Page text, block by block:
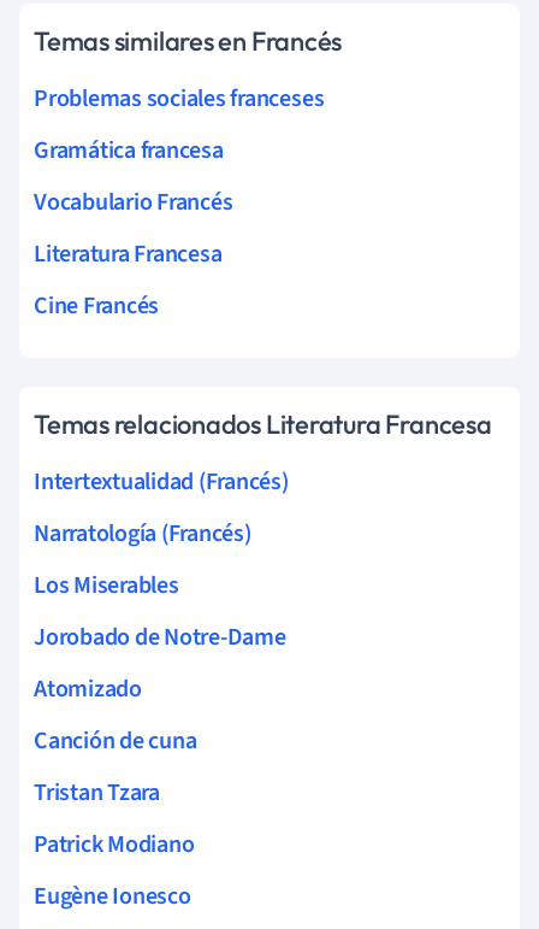
Temas similares en Francés
Problemas sociales franceses
Gramática francesa
Vocabulario Francés
Literatura Francesa
Cine Francés
Temas relacionados Literatura Francesa
Intertextualidad (Francés)
Narratología (Francés)
Los Miserables
Jorobado de Notre-Dame
Atomizado
Canción de cuna
Tristan Tzara
Patrick Modiano
Eugène Ionesco